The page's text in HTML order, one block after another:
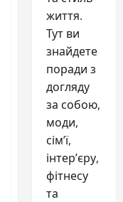
життя.
Тут ви
знайдете
поради з
догляду
за собою,
моди,
сім’ї,
інтер’єру,
фітнесу
та